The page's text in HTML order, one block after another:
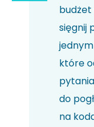
sięgnij
które
do
na